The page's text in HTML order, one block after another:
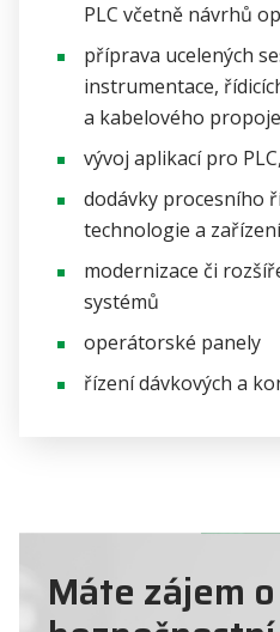
PLC včetně návrhů
příprava ucelených
instrumentace,
a kabelového
vývoj aplikací pro
dodávky procesního
technologie a zařízení
modernizace či
systémů
operátorské panely
řízení dávkových a
Máte zájem